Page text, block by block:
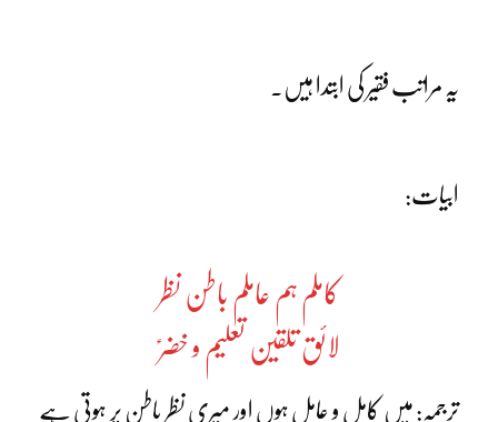
یہ مراتب فقیر کی ابتدا ہیں۔
ابیات:
کاملم ہم عاملم باطن نظر
لائق تلقین تعلیم و خضرؑ
ترجمہ: میں کامل و عامل ہوں اور میری نظر باطن پر ہوتی ہے